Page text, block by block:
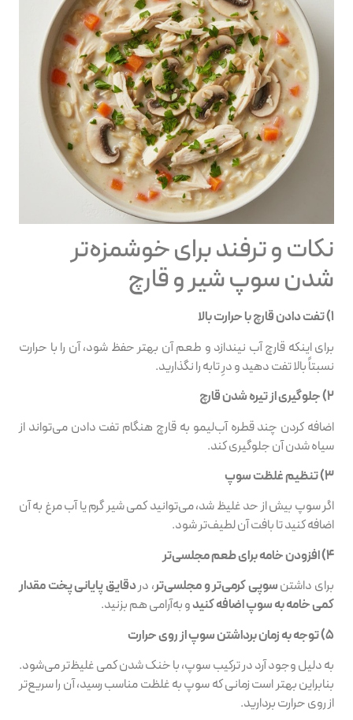
نکات و ترفند برای خوشمزه‌تر
شدن سوپ شیر و قارچ
۱) تفت دادن قارچ با حرارت بالا
برای اینکه قارچ آب نیندازد و طعم آن بهتر حفظ شود، آن را با حرارت
نسبتاً بالا تفت دهید و درِ تابه را نگذارید.
۲) جلوگیری از تیره شدن قارچ
اضافه کردن چند قطره آب‌لیمو به قارچ هنگام تفت دادن می‌تواند از
سیاه شدن آن جلوگیری کند.
۳) تنظیم غلظت سوپ
اگر سوپ بیش از حد غلیظ شد، می‌توانید کمی شیر گرم یا آب مرغ به آن
اضافه کنید تا بافت آن لطیف‌تر شود.
۴) افزودن خامه برای طعم مجلسی‌تر
برای داشتنسوپی کرمی‌تر و مجلسی‌تر، دردقایق پایانی پخت مقدار
کمی خامه به سوپ اضافه کنیدو به‌آرامی هم بزنید.
۵) توجه به زمان برداشتن سوپ از روی حرارت
به دلیل وجود آرد در ترکیب سوپ، با خنک شدن کمی غلیظ‌تر می‌شود.
بنابراین بهتر است زمانی که سوپ به غلظت مناسب رسید، آن را سریع‌تر
از روی حرارت بردارید.